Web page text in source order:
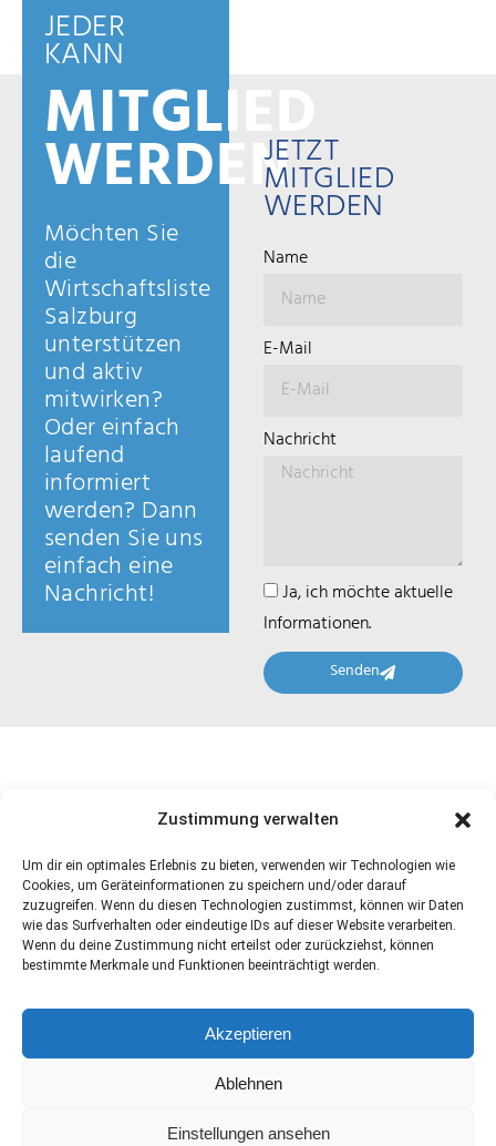
Zustimmung verwalten
Um dir ein optimales Erlebnis zu bieten, verwenden wir Technologien wie
Cookies, um Geräteinformationen zu speichern und/oder darauf
zuzugreifen. Wenn du diesen Technologien zustimmst, können wir Daten
wie das Surfverhalten oder eindeutige IDs auf dieser Website verarbeiten.
Wenn du deine Zustimmung nicht erteilst oder zurückziehst, können
bestimmte Merkmale und Funktionen beeinträchtigt werden.
Akzeptieren
Ablehnen
Einstellungen ansehen
JEDER
KANN
MITGLIED
WERDEN
Möchten Sie
die
Wirtschaftsliste
Salzburg
unterstützen
und aktiv
mitwirken?
Oder einfach
laufend
informiert
werden? Dann
senden Sie uns
einfach eine
Nachricht!
JETZT
MITGLIED
WERDEN
Name
E-Mail
Nachricht
Ja, ich möchte aktuelle
Informationen.
Senden
Münzgasse
1, 5020
Salzburg
+43 664 541
office@wirtschaftsliste.com